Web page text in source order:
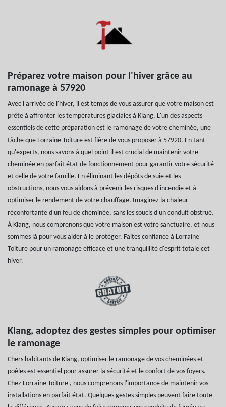
Préparez votre maison pour l'hiver grâce au
ramonage à 57920
Avec l'arrivée de l'hiver, il est temps de vous assurer que votre maison est
prête à affronter les températures glaciales à Klang. L'un des aspects
essentiels de cette préparation est le ramonage de votre cheminée, une
tâche que Lorraine Toiture est fière de vous proposer à 57920. En tant
qu'experts, nous savons à quel point il est crucial de maintenir votre
cheminée en parfait état de fonctionnement pour garantir votre sécurité
et celle de votre famille. En éliminant les dépôts de suie et les
obstructions, nous vous aidons à prévenir les risques d'incendie et à
optimiser le rendement de votre chauffage. Imaginez la chaleur
réconfortante d'un feu de cheminée, sans les soucis d'un conduit obstrué.
À Klang, nous comprenons que votre maison est votre sanctuaire, et nous
sommes là pour vous aider à le protéger. Faites confiance à Lorraine
Toiture pour un ramonage efficace et une tranquillité d'esprit totale cet
hiver.
Klang, adoptez des gestes simples pour optimiser
le ramonage
Chers habitants de Klang, optimiser le ramonage de vos cheminées et
poêles est essentiel pour assurer la sécurité et le confort de vos foyers.
Chez Lorraine Toiture , nous comprenons l'importance de maintenir vos
installations en parfait état. Quelques gestes simples peuvent faire toute